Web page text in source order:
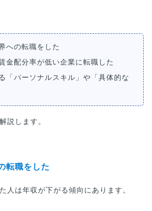
への転職をした
金配分率が低い企業に転職した
「パーソナルスキル」や「具体的な
説します。
転職をした
人は年収が下がる傾向にあります。